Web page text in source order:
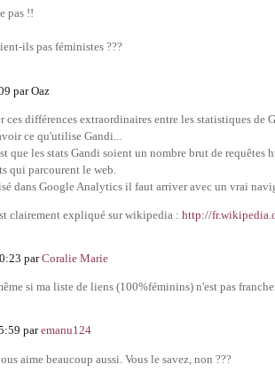
pas !!
ils pas féministes ???
par Oaz
ces différences extraordinaires entre les statistiques de
ce qu'utilise Gandi...
que les stats Gandi soient un nombre brut de requêtes
qui parcourent le web.
dans Google Analytics il faut arriver avec un vrai
clairement expliqué sur wikipedia : http://
parCoralie Marie
si ma liste de liens (100%féminins) n'est pas
paremanu124
aime beaucoup aussi. Vous le savez, non ???